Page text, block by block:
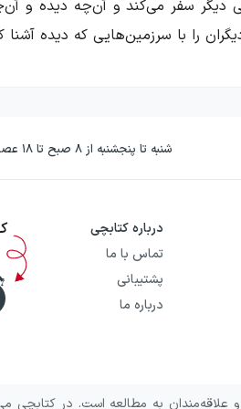
دیگر سفر می‌کند و آن‌چه دیده و
را با سرزمین‌هایی که دیده آشنا
زیست محیطی و خصوصیات
و ادیان و عرفان و جغرافیای
نیز شهرت دارد در قرن پنجم
شنبه تا پنجشنبه از ۸ صبح تا ۱۸ عصر بجز روزهای تعطیل
درباره کتابچی
تماس با ما
پشتیبانی
درباره ما
به مطالعه است. در کتابچی